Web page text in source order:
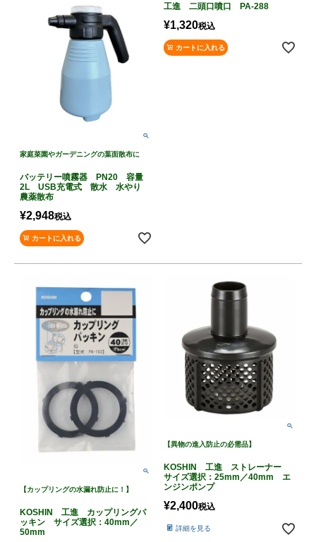
家庭菜園やガーデニングの葉面散布に
バッテリー噴霧器 PN20 容量
2L USB充電式 散水 水やり
農薬散布
¥2,948税込
カートに入れる
工進 二頭口噴口 PA-288
¥1,320税込
カートに入れる
【カップリングの水漏れ防止に！】
KOSHIN 工進 カップリングパ
ッキン サイズ選択：40mm／
50mm
【異物の進入防止の必需品】
KOSHIN 工進 ストレーナー
サイズ選択：25mm／40mm エ
ンジンポンプ
¥2,400税込
詳細を見る